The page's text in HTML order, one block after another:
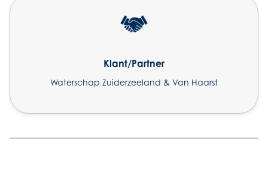
Klant/Partner
Waterschap Zuiderzeeland & Van Haarst